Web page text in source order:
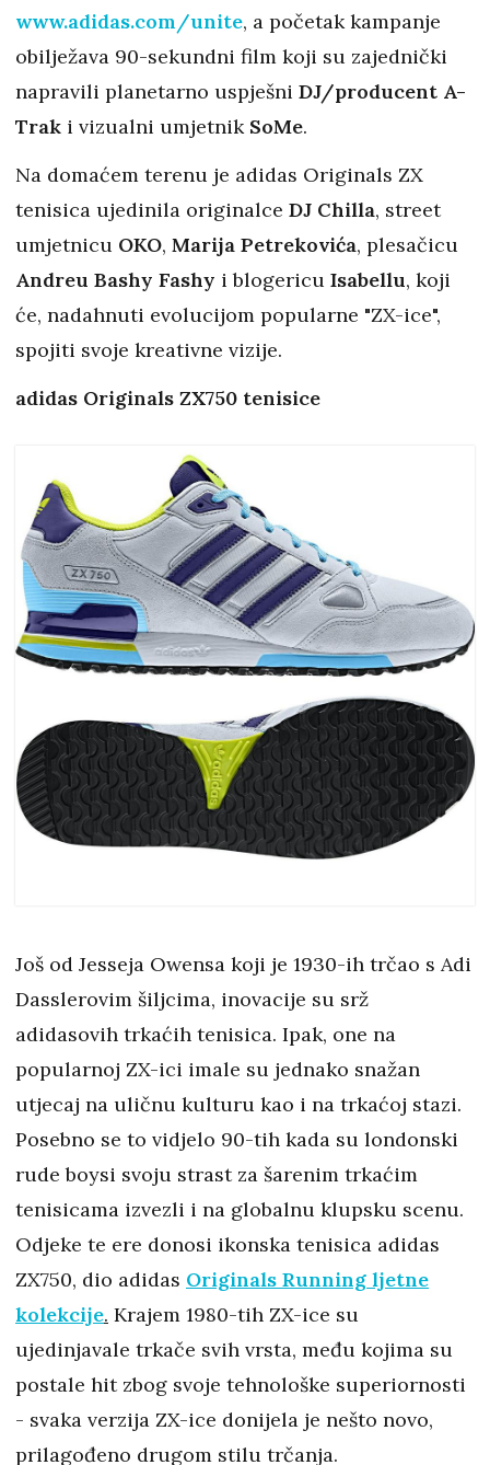
www.adidas.com/unite, a početak kampanje
obilježava 90-sekundni film koji su zajednički
napravili planetarno uspješni DJ/producent A-
Trak i vizualni umjetnik SoMe.
Na domaćem terenu je adidas Originals ZX
tenisica ujedinila originalce DJ Chilla, street
umjetnicu OKO, Marija Petrekovića, plesačicu
Andreu Bashy Fashy i blogericu Isabellu, koji
će, nadahnuti evolucijom popularne "ZX-ice",
spojiti svoje kreativne vizije.
adidas Originals ZX750 tenisice
Još od Jesseja Owensa koji je 1930-ih trčao s Adi
Dasslerovim šiljcima, inovacije su srž
adidasovih trkaćih tenisica. Ipak, one na
popularnoj ZX-ici imale su jednako snažan
utjecaj na uličnu kulturu kao i na trkaćoj stazi.
Posebno se to vidjelo 90-tih kada su londonski
rude boysi svoju strast za šarenim trkaćim
tenisicama izvezli i na globalnu klupsku scenu.
Odjeke te ere donosi ikonska tenisica adidas
ZX750, dio adidas Originals Running ljetne
kolekcije. Krajem 1980-tih ZX-ice su
ujedinjavale trkače svih vrsta, među kojima su
postale hit zbog svoje tehnološke superiornosti
- svaka verzija ZX-ice donijela je nešto novo,
prilagođeno drugom stilu trčanja.